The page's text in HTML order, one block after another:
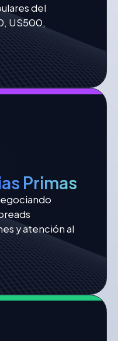
del
US500,
Primas
y atención al